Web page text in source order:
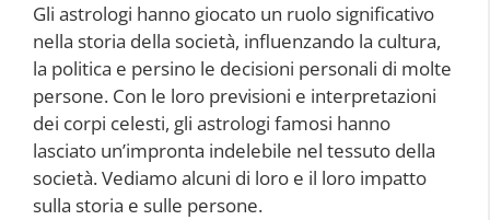
Gli astrologi hanno giocato un ruolo significativo
nella storia della società, influenzando la cultura,
la politica e persino le decisioni personali di molte
persone. Con le loro previsioni e interpretazioni
dei corpi celesti, gli astrologi famosi hanno
lasciato un’impronta indelebile nel tessuto della
società. Vediamo alcuni di loro e il loro impatto
sulla storia e sulle persone.